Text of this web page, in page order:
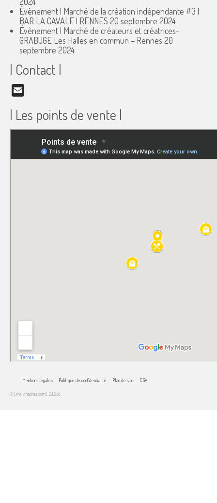
Évènement | Marché de la création indépendante #3 |
BAR LA CAVALE | RENNES 20 septembre 2024
Évènement | Marché de créateurs et créatrices-
GRABUGE Les Halles en commun – Rennes 20
septembre 2024
| Contact |
| Les points de vente |
Mentions légales Politique de confidentialité Plan de site CGV
© [malvinacrea.com] [2025]